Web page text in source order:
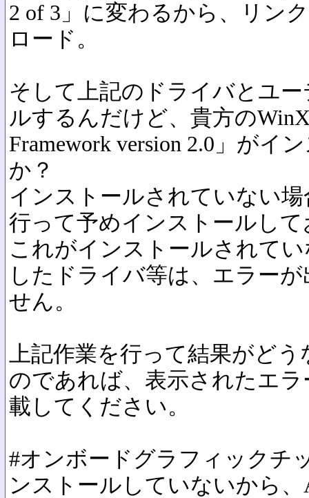
2 of 3」に変わるから、リン
ロード。
そして上記のドライバとユ
ルするんだけど、貴方の
Framework version 2.0」がイ
か？
インストールされていない場
行って予めインストールし
これがインストールされて
したドライバ等は、エラー
せん。
上記作業を行って結果がど
のであれば、表示されたエ
載してください。
#オンボードグラフィックチ
ンストールしていないから